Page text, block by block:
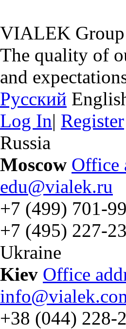
VIALEK Group
The quality of
and
Русский
Log In| Register
Russia
Moscow Office
edu@vialek.ru
+7 (499) 701-
+7 (495) 227-
Ukraine
Kiev Office
+38 (044) 228-